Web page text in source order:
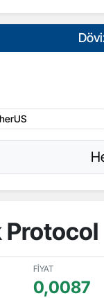
Protocol
FİYAT
0,0087